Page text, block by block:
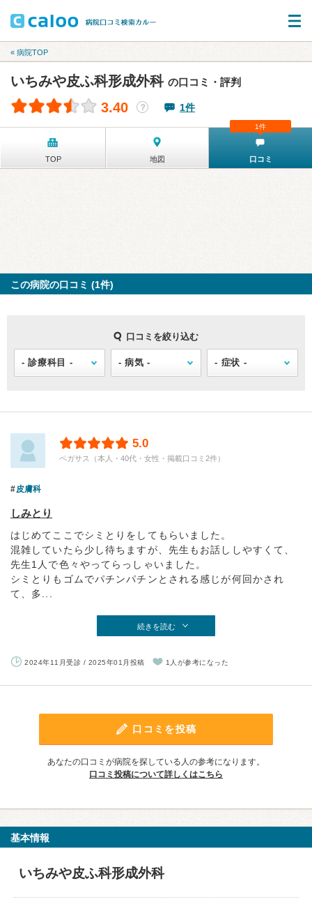
« 病院TOP
いちみや皮ふ科形成外科 の口コミ・評判
3.40 ？ 1件
TOP 地図 口コミ
1件
この病院の口コミ (1件)
口コミを絞り込む
5.0
ペガサス（本人・40代・女性・掲載口コミ2件）
皮膚科
しみとり
はじめてここでシミとりをしてもらいました。
混雑していたら少し待ちますが、先生もお話ししやすくて、
先生1人で色々やってらっしゃいました。
シミとりもゴムでパチンパチンとされる感じが何回かされ
て、多...
続きを読む
2024年11月受診 / 2025年01月投稿 1人が参考になった
口コミを投稿
あなたの口コミが病院を探している人の参考になります。
口コミ投稿について詳しくはこちら
基本情報
いちみや皮ふ科形成外科